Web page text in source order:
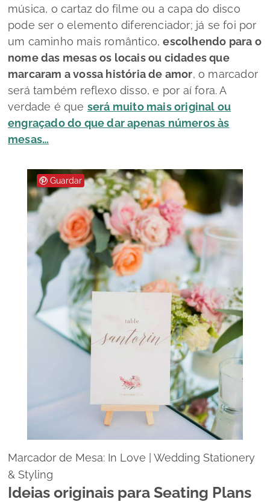
música, o cartaz do filme ou a capa do disco
pode ser o elemento diferenciador; já se foi por
um caminho mais romântico,escolhendo para o
nome das mesas os locais ou cidades que
marcaram a vossa história de amor, o marcador
será também reflexo disso, e por aí fora. A
verdade é que será muito mais original ou
engraçado do que dar apenas números às
mesas…
Guardar
Marcador de Mesa: In Love | Wedding Stationery
& Styling
Ideias originais para Seating Plans